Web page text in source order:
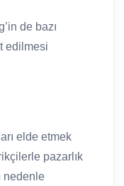
de bazı
edilmesi
elde etmek
pazarlık
nedenle